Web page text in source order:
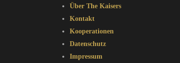
Über The Kaisers
Kontakt
Kooperationen
Datenschutz
Impressum